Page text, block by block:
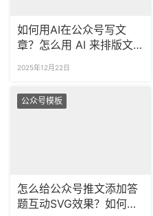
如何用AI在公众号写文
章？怎么用 AI 来排版文
2025年12月22日
公众号模板
怎么给公众号推文添加答
题互动SVG效果？如何快